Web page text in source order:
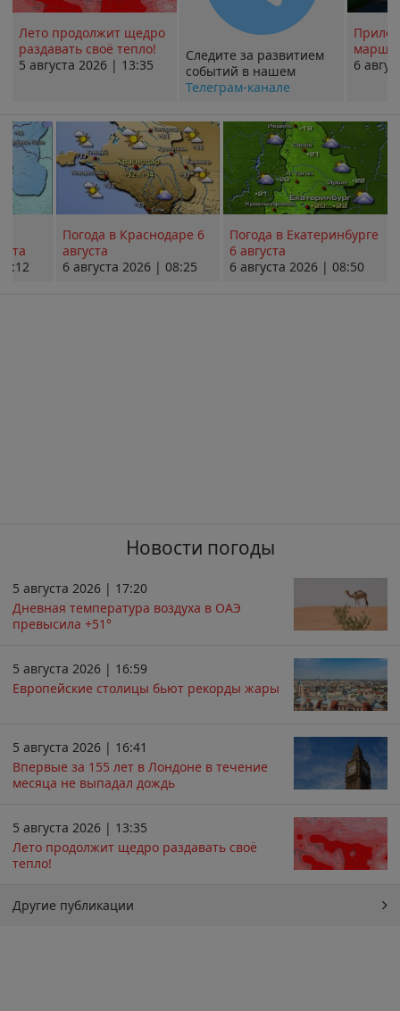
Лето продолжит щедро
раздавать своё тепло!
5 августа 2026 | 13:35
Следите за развитием
событий в нашем
Телеграм-канале
6
Погода в Краснодаре 6
августа
6 августа 2026 | 08:25
Погода в Екатеринбурге
6 августа
6 августа 2026 | 08:50
Новости погоды
5 августа 2026 | 17:20
Дневная температура воздуха в ОАЭ
превысила +51°
5 августа 2026 | 16:59
Европейские столицы бьют рекорды жары
5 августа 2026 | 16:41
Впервые за 155 лет в Лондоне в течение
месяца не выпадал дождь
5 августа 2026 | 13:35
Лето продолжит щедро раздавать своё
тепло!
Другие публикации